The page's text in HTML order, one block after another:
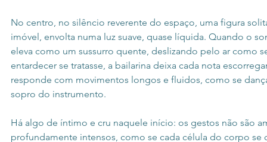
No centro, no silêncio reverente do espaço, uma figura
imóvel, envolta numa luz suave, quase líquida. Quando o
eleva como um sussurro quente, deslizando pelo ar como
entardecer se tratasse, a bailarina deixa cada nota
responde com movimentos longos e fluidos, como se
sopro do instrumento.
Há algo de íntimo e cru naquele início: os gestos não são
profundamente intensos, como se cada célula do corpo se